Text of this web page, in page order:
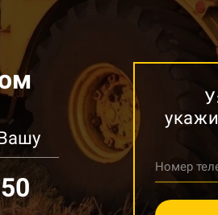
Номер